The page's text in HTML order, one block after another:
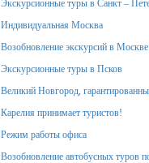
Экскурсионные туры в Санкт –
Индивидуальная Москва
Возобновление экскурсий в
Экскурсионные туры в Псков
Великий Новгород,
Карелия принимает туристов!
Режим работы офиса
Возобновление автобусных туров